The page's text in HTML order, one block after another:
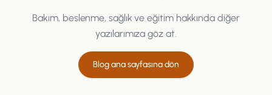
Bakım, beslenme, sağlık ve eğitim hakkında diğer
yazılarımıza göz at.
Blog ana sayfasına dön